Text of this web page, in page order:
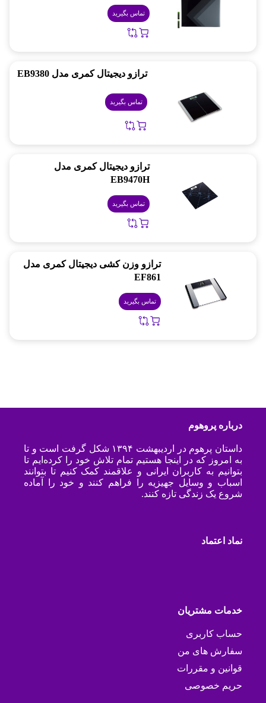
تماس بگیرید
ترازو دیجیتال کمری مدل EB9380
تماس بگیرید
ترازو دیجیتال کمری مدل
EB9470H
تماس بگیرید
ترازو وزن کشی دیجیتال کمری مدل
EF861
تماس بگیرید
درباره پروهوم
داستان پرهوم در اردیبهشت ۱۳۹۴ شکل گرفت است و تا
به امروز که در اینجا هستیم تمام تلاش خود را کرده‌ایم تا
بتوانیم به کاربران ایرانی و علاقمند کمک کنیم تا بتوانند
اسباب و وسایل جهیزیه را فراهم کنند و خود را آماده
شروع یک زندگی تازه کنند.
نماد اعتماد
خدمات مشتریان
حساب کاربری
سفارش های من
قوانین و مقررات
حریم خصوصی